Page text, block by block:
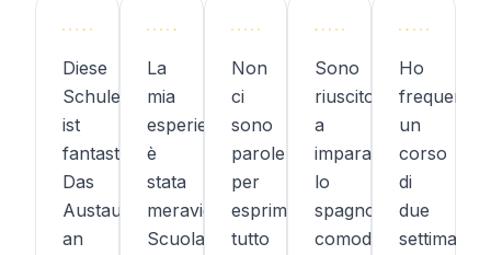
Diese
Schule
ist
fantastisch!
Das
Austauschprogramm,
an
La
mia
esperienza
è
stata
meravigliosa!
Scuola
Non
ci
sono
parole
per
esprimere
tutto
Sono
riuscito/a
a
imparare
lo
spagnolo
comodamente.
Ho
un
corso
di
due
settimane